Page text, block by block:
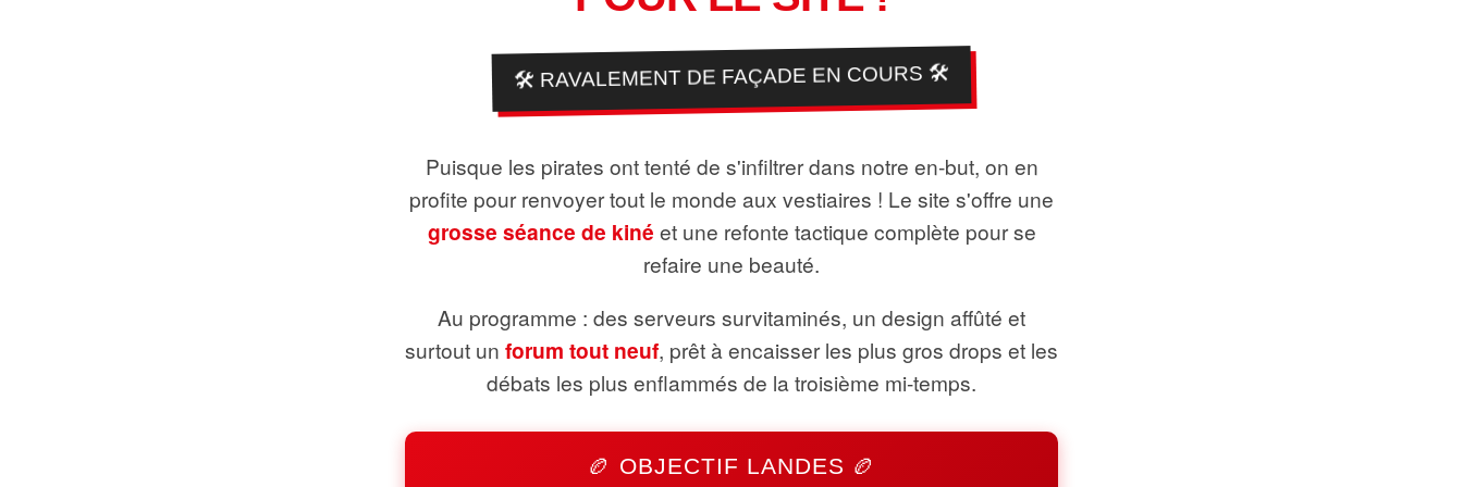
🛠️ RAVALEMENT DE FAÇADE EN COURS 🛠️
Puisque les pirates ont tenté de s'infiltrer dans notre en-but, on en
profite pour renvoyer tout le monde aux vestiaires ! Le site s'offre une
grosse séance de kiné et une refonte tactique complète pour se
refaire une beauté.
Au programme : des serveurs survitaminés, un design affûté et
surtout un forum tout neuf, prêt à encaisser les plus gros drops et les
débats les plus enflammés de la troisième mi-temps.
🏉 OBJECTIF LANDES 🏉